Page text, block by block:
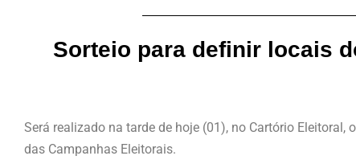
Sorteio para definir locais
Será realizado na tarde de hoje (01), no Cartório
das Campanhas Eleitorais.